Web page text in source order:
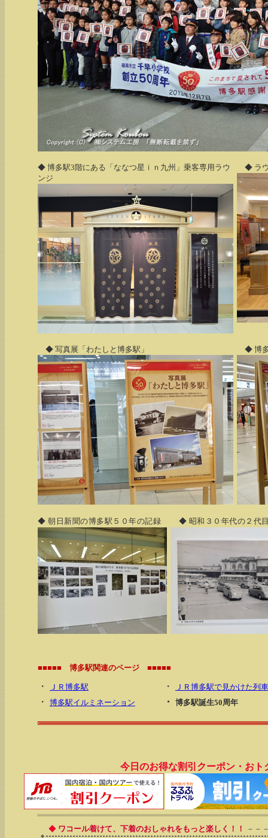
◆ 博多駅3階にある「ななつ星ｉｎ九州」乗客専用ラウ
ンジ
◆ ラ
◆ 写真展「わたしと博多駅」 ◆ 博多
◆ 朝日新聞の博多駅５０年の記録 ◆ 昭和３０年代の２代
■■■■■ 博多駅関連のページ ■■■■■
・ ＪＲ博多駅 ・ ＪＲ博多駅で見かけた列車
・ 博多駅イルミネーション ・ 博多駅誕生50周年
今日のお得な割引クーポン・おト
◆ ワコール着けて、下着のおしゃれをもっと楽しく！！
－－